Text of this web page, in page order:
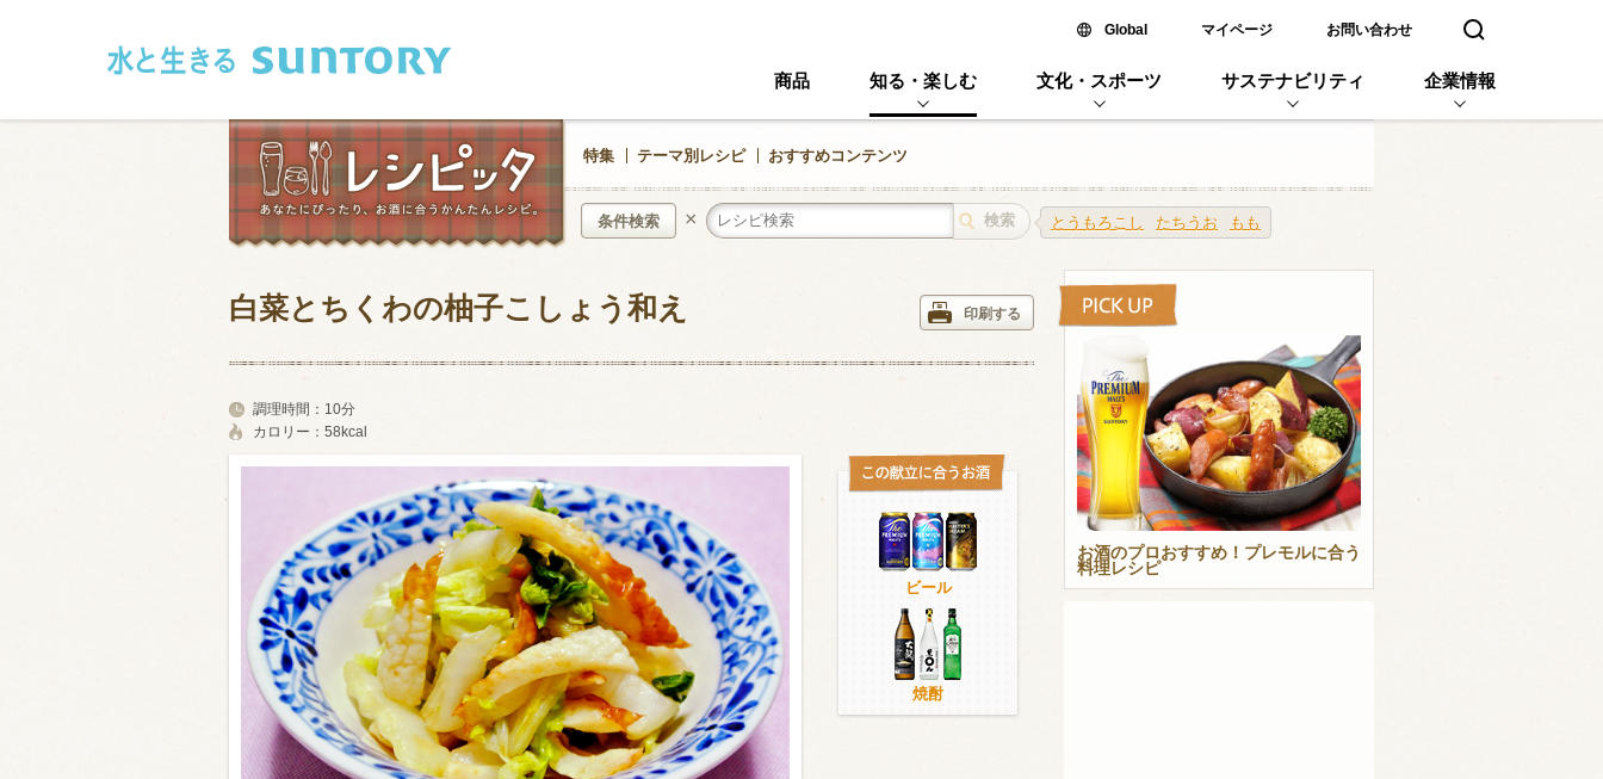
Global新しいウィンドウで開く
マイページ お問い合わせ 検索窓を開く
商品 知る・楽しむ 文化・スポーツ サステナビリティ 企業情報
特集 テーマ別レシピ おすすめコンテンツ
とうもろこし たちうお もも
条件検索 ×
和食 洋食 中華風 イタリアン
豆腐・豆類 くだもの
お米・麺
類・穀物
その他
ビール ハイボール（ウイスキー） ウイスキー・ブランデー 焼酎
赤ワイン 白ワイン
検索
白菜とちくわの柚子こしょう和え 印刷する
調理時間： 10分
カロリー： 58kcal
ビール
焼酎
お酒のプロおすすめ！プレモルに合う
料理レシピ